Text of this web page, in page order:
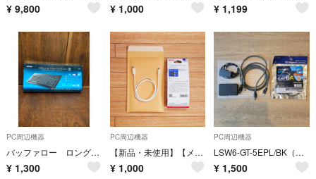
¥ 9,800 ¥ 1,000 ¥ 1,199
PC周辺機器
バッファロー ロングケーブル3ｍ キーボード DKBU09BK
¥ 1,300
PC周辺機器
【新品・未使用】【メール便】バッファロー Type-C to USB2.0 microB（1.0m / 白）【USBケーブル】
¥ 1,000
PC周辺機器
LSW6-GT-5EPL/BK（BUFFALO社のLANハブ＋LANケーブル）
¥ 1,500